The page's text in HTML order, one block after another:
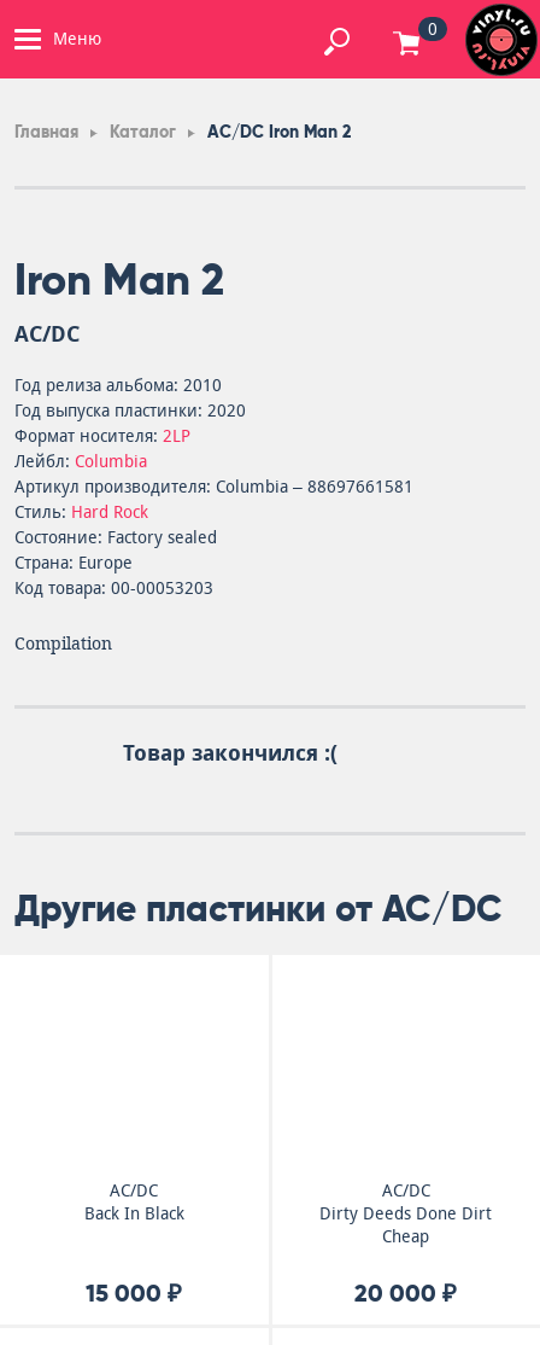
Меню 0
Главная Каталог AC/DC Iron Man 2
Iron Man 2
AC/DC
Год релиза альбома: 2010
Год выпуска пластинки: 2020
Формат носителя: 2LP
Лейбл: Columbia
Артикул производителя: Columbia – 88697661581
Стиль: Hard Rock
Состояние: Factory sealed
Страна: Europe
Код товара: 00-00053203
Compilation
Товар закончился :(
Другие пластинки от AC/DC
AC/DC
Back In Black
15 000 ₽
AC/DC
Dirty Deeds Done Dirt
Cheap
20 000 ₽